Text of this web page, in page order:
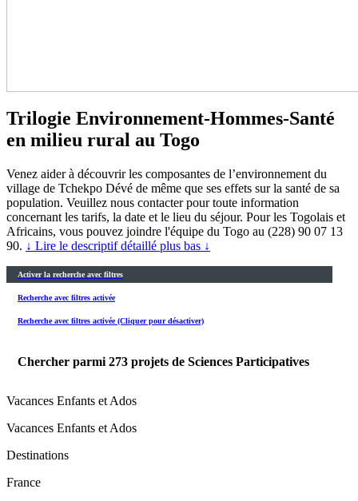
Trilogie Environnement-Hommes-Santé
en milieu rural au Togo
Venez aider à découvrir les composantes de l’environnement du
village de Tchekpo Dévé de même que ses effets sur la santé de sa
population. Veuillez nous contacter pour toute information
concernant les tarifs, la date et le lieu du séjour. Pour les Togolais et
Africains, vous pouvez joindre l'équipe du Togo au (228) 90 07 13
90. ↓ Lire le descriptif détaillé plus bas ↓
Activer la recherche avec filtres
Recherche avec filtres activée
Recherche avec filtres activée (Cliquer pour désactiver)
Chercher parmi 273 projets de Sciences Participatives
Vacances Enfants et Ados
Vacances Enfants et Ados
Destinations
France